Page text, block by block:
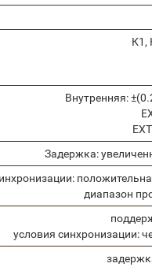
К1,
Внутренняя:
Задержка:
диапазон
условия синхронизации: